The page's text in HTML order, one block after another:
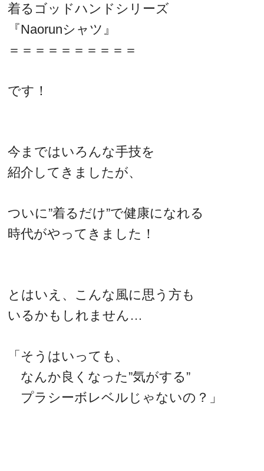
着るゴッドハンドシリーズ
『Naorunシャツ』
＝＝＝＝＝＝＝＝＝＝
です！
今まではいろんな手技を
紹介してきましたが、
ついに”着るだけ”で健康になれる
時代がやってきました！
とはいえ、こんな風に思う方も
いるかもしれません…
「そうはいっても、
なんか良くなった”気がする”
プラシーボレベルじゃないの？」